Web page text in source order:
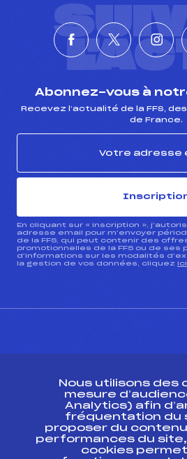
Abonnez-vous à
Recevez l’actualité de la FFS,
de France.
En cliquant sur « inscription »,
adresse email pour m’envoyer
de la FFS, qui peut contenir des
promotionnelles de la FFS ou de ses
d’informations sur les modalités
la gestion de vos données, cliquez ici
Ressources
Pass’Neige
Nous utilisons des
mesure
Analytics) afin
fréquentation du
proposer du
performances du site,
cookies